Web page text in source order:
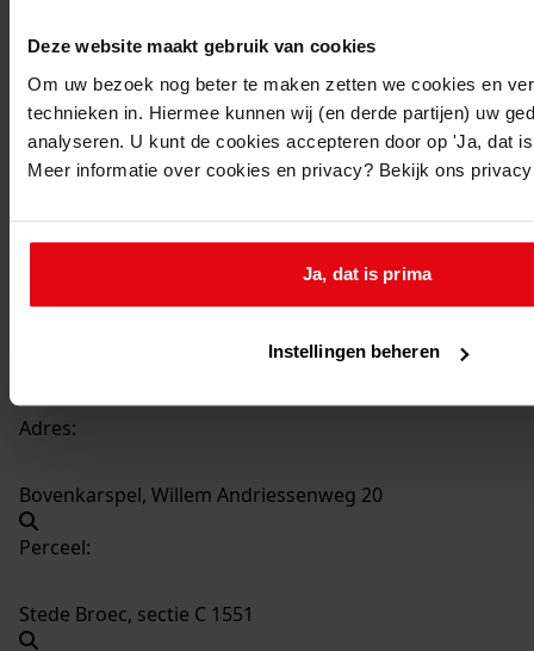
Deze website maakt gebruik van cookies
Om uw bezoek nog beter te maken zetten we cookies en
technieken in. Hiermee kunnen wij (en derde partijen) uw
analyseren. U kunt de cookies accepteren door op 'Ja, dat
Meer informatie over cookies en privacy? Bekijk ons
Ja, dat is prima
Instellingen beheren
Inventaris
Datering:
Adres:
Bovenkarspel, Willem Andriessenweg 20
Perceel:
Stede Broec, sectie C 1551